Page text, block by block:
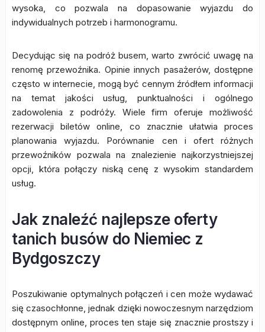
wysoka, co pozwala na dopasowanie wyjazdu do
indywidualnych potrzeb i harmonogramu.
Decydując się na podróż busem, warto zwrócić uwagę na
renomę przewoźnika. Opinie innych pasażerów, dostępne
często w internecie, mogą być cennym źródłem informacji
na temat jakości usług, punktualności i ogólnego
zadowolenia z podróży. Wiele firm oferuje możliwość
rezerwacji biletów online, co znacznie ułatwia proces
planowania wyjazdu. Porównanie cen i ofert różnych
przewoźników pozwala na znalezienie najkorzystniejszej
opcji, która połączy niską cenę z wysokim standardem
usług.
Jak znaleźć najlepsze oferty
tanich busów do Niemiec z
Bydgoszczy
Poszukiwanie optymalnych połączeń i cen może wydawać
się czasochłonne, jednak dzięki nowoczesnym narzędziom
dostępnym online, proces ten staje się znacznie prostszy i